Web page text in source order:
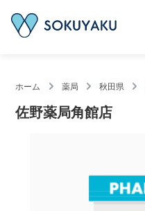
ホーム 薬局 秋田県
佐野薬局角館店